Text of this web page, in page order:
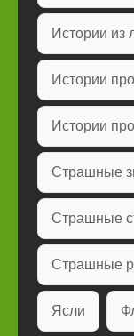
Истории из
Истории
Истории
Страшные
Страшные
Страшные
Ясли